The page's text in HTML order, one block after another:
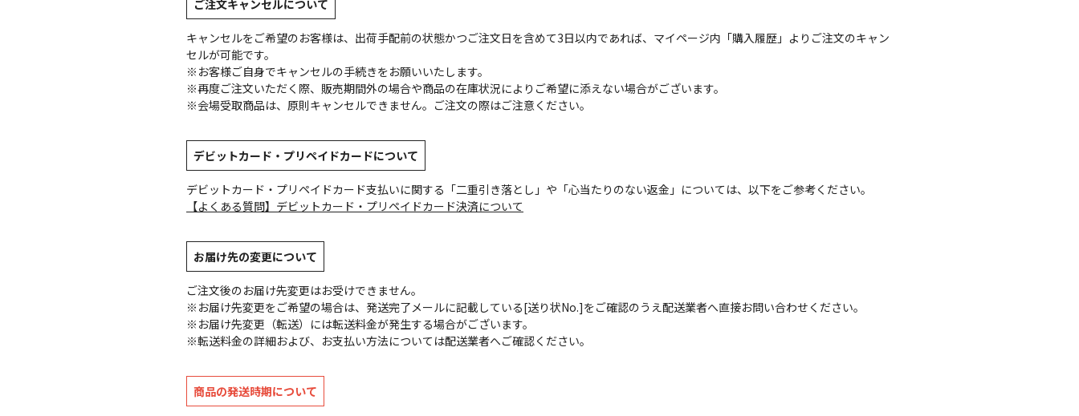
ご注文キャンセルについて
キャンセルをご希望のお客様は、出荷手配前の状態かつご注文日を含めて3日以内であれば、マイページ内「購入履歴」よりご注文のキャン
セルが可能です。
※お客様ご自身でキャンセルの手続きをお願いいたします。
※再度ご注文いただく際、販売期間外の場合や商品の在庫状況によりご希望に添えない場合がございます。
※会場受取商品は、原則キャンセルできません。ご注文の際はご注意ください。
デビットカード・プリペイドカードについて
デビットカード・プリペイドカード支払いに関する「二重引き落とし」や「心当たりのない返金」については、以下をご参考ください。
【よくある質問】デビットカード・プリペイドカード決済について
お届け先の変更について
ご注文後のお届け先変更はお受けできません。
※お届け先変更をご希望の場合は、発送完了メールに記載している[送り状No.]をご確認のうえ配送業者へ直接お問い合わせください。
※お届け先変更（転送）には転送料金が発生する場合がございます。
※転送料金の詳細および、お支払い方法については配送業者へご確認ください。
商品の発送時期について